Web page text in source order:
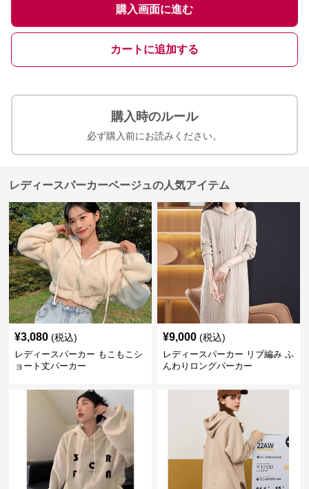
購入画面に進む
カートに追加する
購入時のルール
必ず購入前にお読みください。
レディースパーカーベージュの人気アイテム
¥3,080 (税込)
レディースパーカー もこもこシ
ョート丈パーカー
¥9,000 (税込)
レディースパーカー リブ編み ふ
んわりロングパーカー